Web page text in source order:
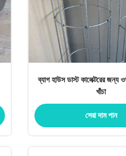
ব্যাগ হাউস ডাস্ট কালেক্টরের জন্য
খাঁচা
সেরা দাম পান